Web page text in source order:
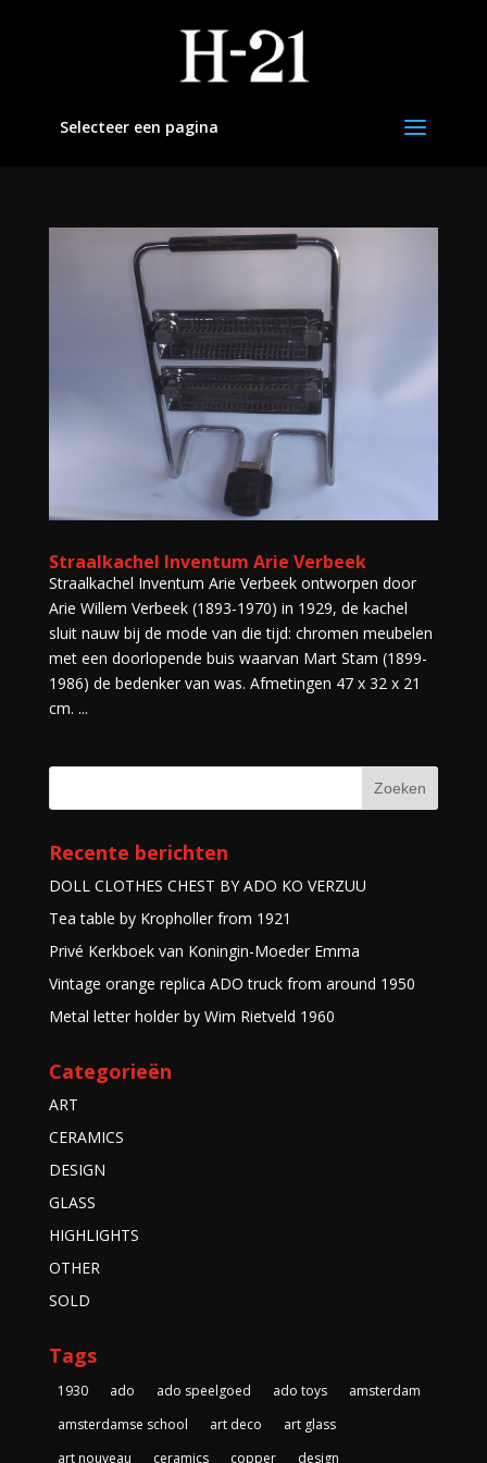
Selecteer een pagina
Straalkachel Inventum Arie Verbeek
Straalkachel Inventum Arie Verbeek ontworpen door
Arie Willem Verbeek (1893-1970) in 1929, de kachel
sluit nauw bij de mode van die tijd: chromen meubelen
met een doorlopende buis waarvan Mart Stam (1899-
1986) de bedenker van was. Afmetingen 47 x 32 x 21
cm. ...
Recente berichten
DOLL CLOTHES CHEST BY ADO KO VERZUU
Tea table by Kropholler from 1921
Privé Kerkboek van Koningin-Moeder Emma
Vintage orange replica ADO truck from around 1950
Metal letter holder by Wim Rietveld 1960
Categorieën
ART
CERAMICS
DESIGN
GLASS
HIGHLIGHTS
OTHER
SOLD
Tags
1930 ado ado speelgoed ado toys
amsterdam
amsterdamse school
art deco
art glass
art nouveau
ceramics copper design